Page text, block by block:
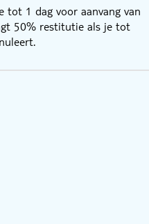
1 dag voor aanvang van
50% restitutie als je tot